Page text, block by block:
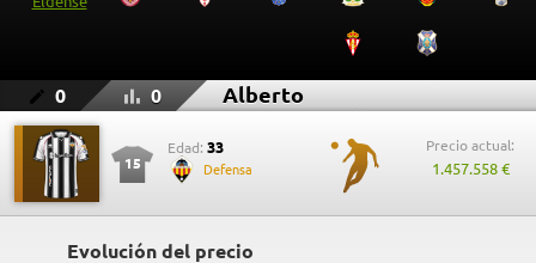
0 0 Alberto
15
Edad: 33
Defensa
Precio actual:
1.457.558 €
Evolución del precio